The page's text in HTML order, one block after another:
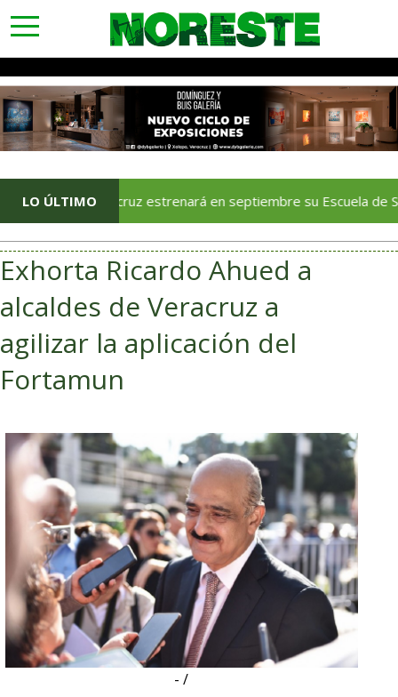
toggle
navigation
LO ÚLTIMO
Veracruz estrenará en septiembre su Escuela de
Exhorta Ricardo Ahued a
alcaldes de Veracruz a
agilizar la aplicación del
Fortamun
- /